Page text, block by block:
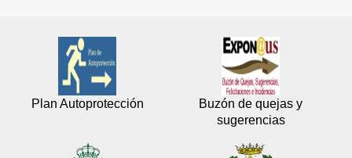
Plan Autoprotección
Buzón de quejas y
sugerencias